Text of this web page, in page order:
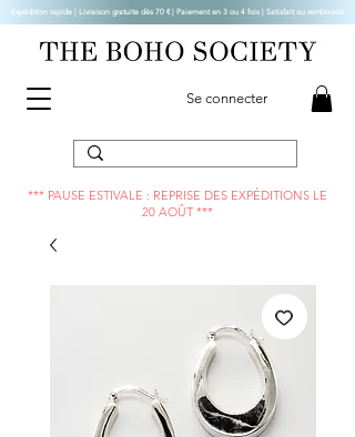
Se connecter
Expédition rapide | Livraison gratuite dès 70 € | Paiement en 3 ou 4 fois | Satisfait ou remboursé
*** PAUSE ESTIVALE : REPRISE DES EXPÉDITIONS LE
20 AOÛT ***